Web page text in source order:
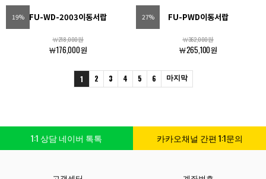
19% FU-WD-2003이동서랍
￦218,000원
￦176,000원
27% FU-PWD이동서랍
￦362,000원
￦265,100원
1 2 3 4 5 6 마지막
1:1 상담 네이버 톡톡 카카오채널 간편 1:1문의